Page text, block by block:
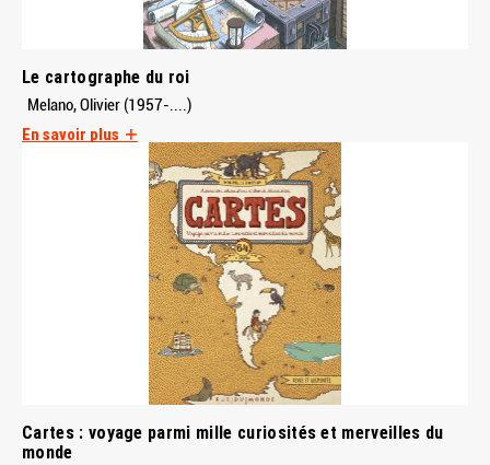
Le cartographe du roi
Melano, Olivier (1957-....)
En savoir plus
Cartes : voyage parmi mille curiosités et merveilles du
monde